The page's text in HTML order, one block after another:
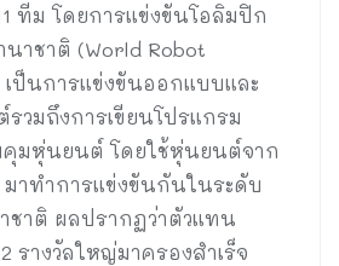
ทีม โดยการแข่งขันโอลิมปิก
าชาติ (World Robot
เป็นการแข่งขันออกแบบและ
วมถึงการเขียนโปรแกรม
คุมหุ่นยนต์ โดยใช้หุ่นยนต์จาก
มาทำการแข่งขันกันในระดับ
ชาติ ผลปรากฏว่าตัวแทน
รางวัลใหญ่มาครองสำเร็จ